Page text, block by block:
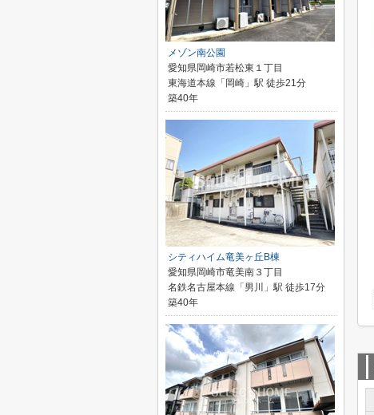
メゾン南公園
愛知県岡崎市若松東１丁目
東海道本線「岡崎」駅 徒歩21分
築40年
シティハイム竜美ヶ丘B棟
愛知県岡崎市竜美南３丁目
名鉄名古屋本線「男川」駅 徒歩17分
築40年